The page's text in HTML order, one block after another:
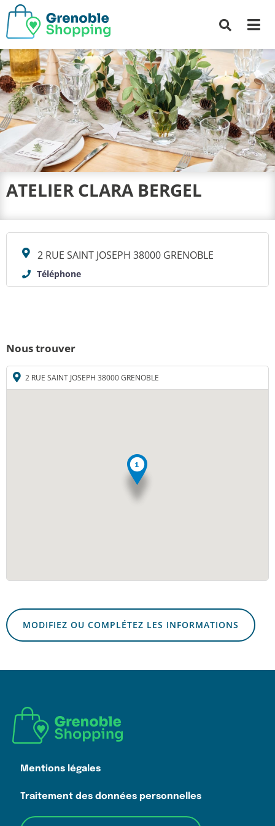
ATELIER CLARA BERGEL
2 RUE SAINT JOSEPH 38000 GRENOBLE
Téléphone
Nous trouver
2 RUE SAINT JOSEPH 38000 GRENOBLE
MODIFIEZ OU COMPLÉTEZ LES INFORMATIONS
Mentions légales
Traitement des données personnelles